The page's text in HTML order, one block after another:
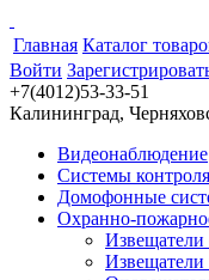
Главная Каталог
Войти
+7(4012)53-33-51
Калининград,
Видеонаблюдение
Системы
Домофонные
Охранно-